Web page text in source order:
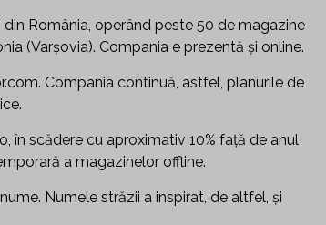
România, operând peste 50 de magazine
(Varşovia). Compania e prezentă şi online.
Compania continuă, astfel, planurile de
în scădere cu aproximativ 10% faţă de anul
a magazinelor offline.
Numele străzii a inspirat, de altfel, și